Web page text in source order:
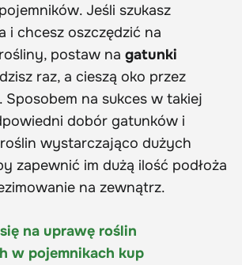
Jeśli szukasz
i chcesz oszczędzić na
postaw na gatunki
raz, a cieszą oko przez
Sposobem na sukces w takiej
dobór gatunków i
wystarczająco dużych
zapewnić im dużą ilość podłoża
na zewnątrz.
na uprawę roślin
w pojemnikach kup